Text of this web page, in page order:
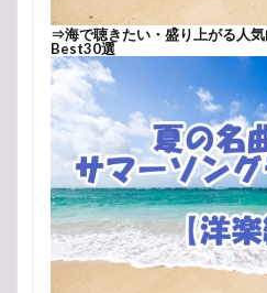
⇒海で聴きたい・盛り上がる人
Best30選